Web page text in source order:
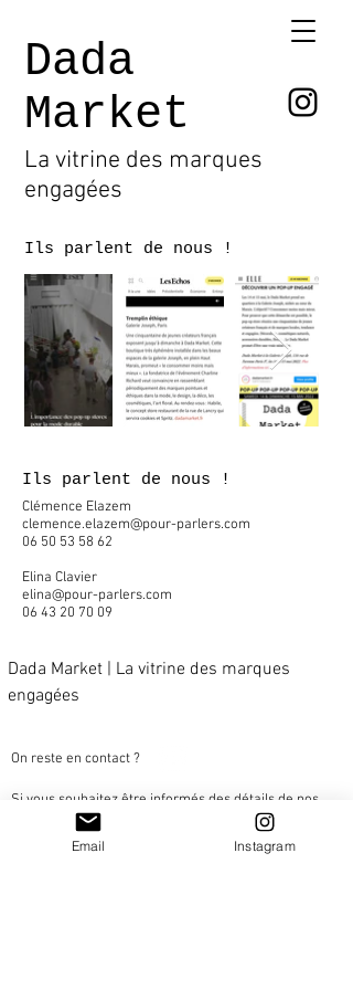
La vitrine des marques
engagées
Dada
Market
Ils parlent de nous !
Ils parlent de nous !
Clémence Elazem
clemence.elazem@pour-parlers.com
06 50 53 58 62
Elina Clavier
elina@pour-parlers.com
06 43 20 70 09
Dada Market | La vitrine des marques
engagées
On reste en contact ?
Si vous souhaitez être informés des détails de nos
prochaines éditions, inscrivez-vous ci-dessous.
Email Instagram